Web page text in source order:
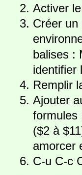
Activer
Créer un
balises :
identifier
Remplir
Ajouter
formules
($2 à
amorcer
C-u C-c